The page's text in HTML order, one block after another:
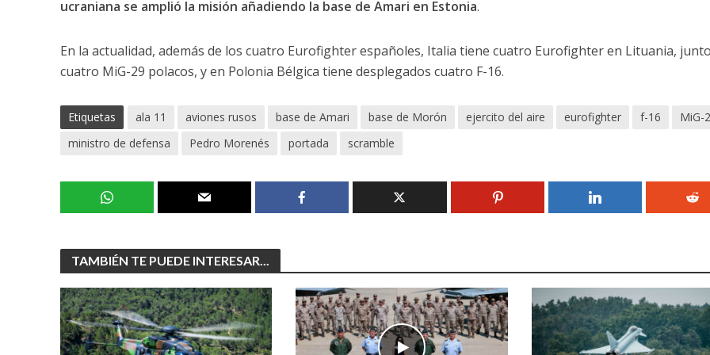
ucraniana se amplió la misión añadiendo la base de Amari en Estonia.
En la actualidad, además de los cuatro Eurofighter españoles, Italia tiene cuatro Eurofighter en Lituania,
cuatro MiG-29 polacos, y en Polonia Bélgica tiene desplegados cuatro F-16.
Etiquetas ala 11 aviones rusos base de Amari base de Morón ejercito del aire eurofighter f-16
MiG-
ministro de defensa
Pedro Morenés portada scramble
TAMBIÉN TE PUEDE INTERESAR...